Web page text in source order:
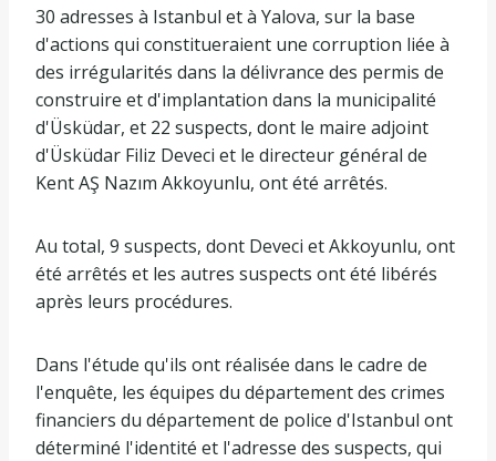
30 adresses à Istanbul et à Yalova, sur la base
d'actions qui constitueraient une corruption liée à
des irrégularités dans la délivrance des permis de
construire et d'implantation dans la municipalité
d'Üsküdar, et 22 suspects, dont le maire adjoint
d'Üsküdar Filiz Deveci et le directeur général de
Kent AŞ Nazım Akkoyunlu, ont été arrêtés.
Au total, 9 suspects, dont Deveci et Akkoyunlu, ont
été arrêtés et les autres suspects ont été libérés
après leurs procédures.
Dans l'étude qu'ils ont réalisée dans le cadre de
l'enquête, les équipes du département des crimes
financiers du département de police d'Istanbul ont
déterminé l'identité et l'adresse des suspects, qui